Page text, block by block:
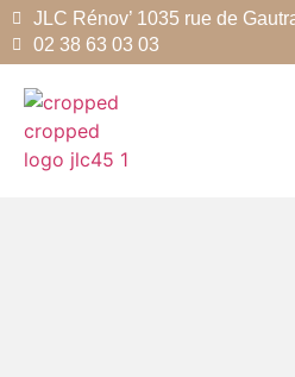
JLC Rénov’ 1035 rue de
02 38 63 03 03